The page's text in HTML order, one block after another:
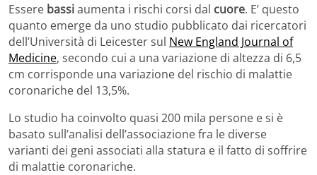
Essere bassiaumenta i rischi corsi dal cuore. E’ questo
quanto emerge da uno studio pubblicato dai ricercatori
dell’Università di Leicester sul New England Journal of
Medicine, secondo cui a una variazione di altezza di 6,5
cm corrisponde una variazione del rischio di malattie
coronariche del 13,5%.
Lo studio ha coinvolto quasi 200 mila persone e si è
basato sull’analisi dell’associazione fra le diverse
varianti dei geni associati alla statura e il fatto di soffrire
di malattie coronariche.